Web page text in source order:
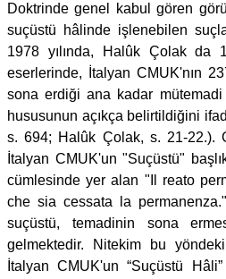
Doktrinde genel kabul gören
suçüstü hâlinde işlenebilen
1978 yılında, Halûk Çolak da
eserlerinde, İtalyan CMUK'nın
sona erdiği ana kadar mütemadi
hususunun açıkça belirtildiğini
s. 694; Halûk Çolak, s. 21-22.).
İtalyan CMUK'un "Suçüstü"
cümlesinde yer alan "Il reato
che sia cessata la
suçüstü, temadinin sona
gelmektedir. Nitekim bu
İtalyan CMUK'un “Suçüstü